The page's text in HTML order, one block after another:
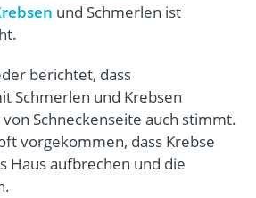
und Schmerlen ist
berichtet, dass
Schmerlen und Krebsen
Schneckenseite auch stimmt.
vorgekommen, dass Krebse
Haus aufbrechen und die